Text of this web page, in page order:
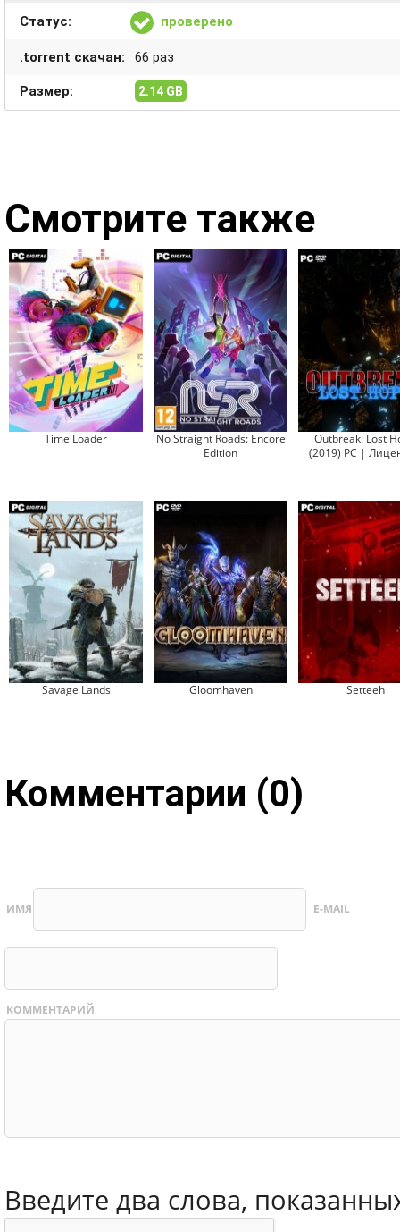
Статус: проверено
.torrent скачан: 66 раз
Размер: 2.14 GB
Смотрите также
Time Loader
No Straight Roads: Encore
Edition
Outbreak: Lost
(2019) PC |
Savage Lands Gloomhaven Setteeh
Комментарии (0)
ИМЯ E-MAIL
КОММЕНТАРИЙ
Введите два слова,